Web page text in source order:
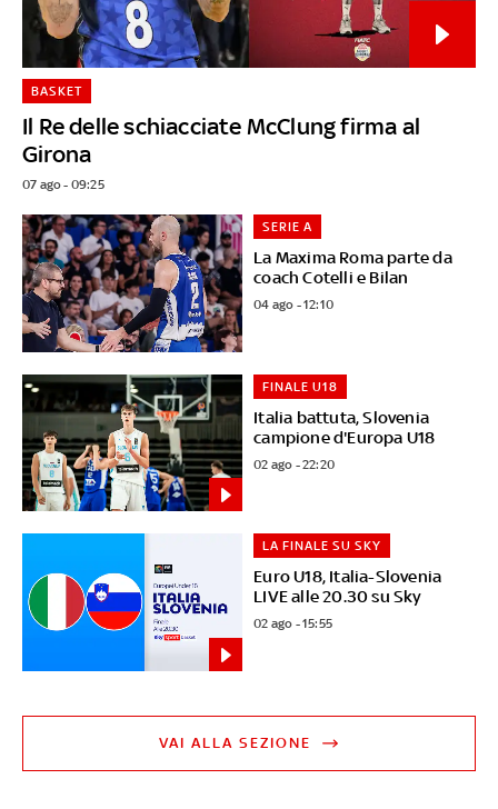
Il Re delle schiacciate McClung firma al
Girona
BASKET
07 ago - 09:25
La Maxima Roma parte da
coach Cotelli e Bilan
SERIE A
04 ago - 12:10
Italia battuta, Slovenia
campione d'Europa U18
FINALE U18
02 ago - 22:20
Euro U18, Italia-Slovenia
LIVE alle 20.30 su Sky
LA FINALE SU SKY
02 ago - 15:55
VAI ALLA SEZIONE